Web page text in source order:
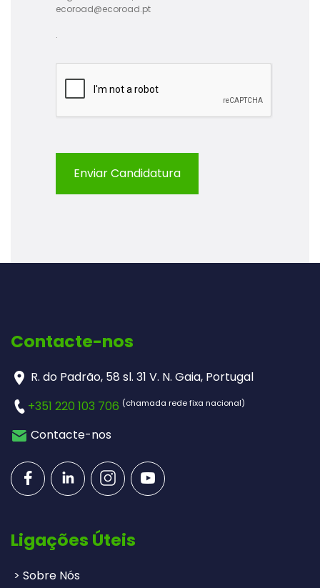
ecoroad@ecoroad.pt
.
Contacte-nos
R. do Padrão, 58 sl. 31 V. N. Gaia, Portugal
+351 220 103 706 (chamada rede fixa nacional)
Contacte-nos
Ligações Úteis
> Sobre Nós